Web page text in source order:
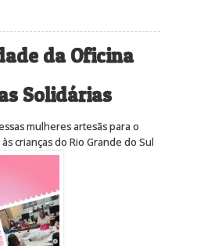
da Oficina
Solidárias
mulheres artesãs para o
crianças do Rio Grande do Sul